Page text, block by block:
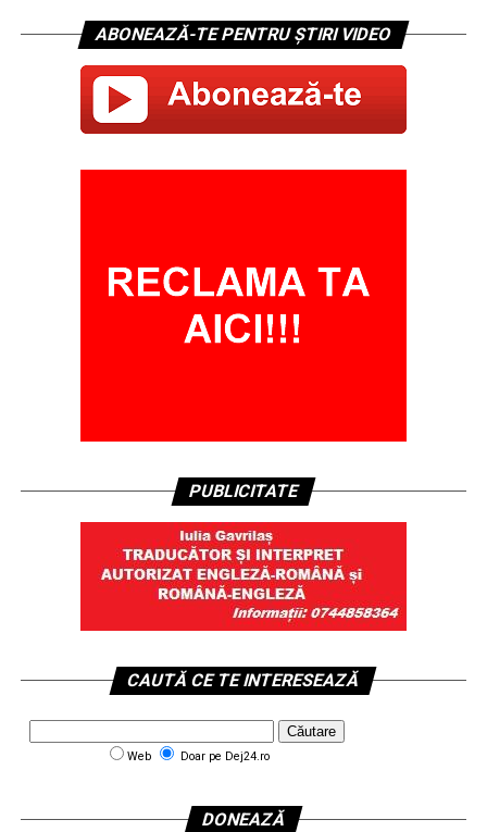
ABONEAZĂ-TE PENTRU ȘTIRI VIDEO
PUBLICITATE
CAUTĂ CE TE INTERESEAZĂ
Web Doar pe Dej24.ro
DONEAZĂ